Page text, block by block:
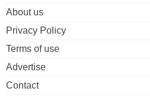
About us
Privacy Policy
Terms of use
Advertise
Contact